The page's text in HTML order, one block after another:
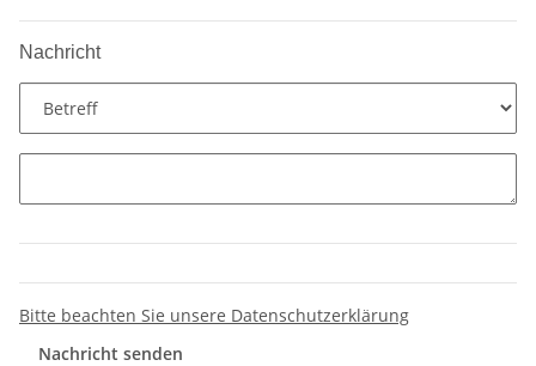
Nachricht
Bitte beachten Sie unsere Datenschutzerklärung
Nachricht senden